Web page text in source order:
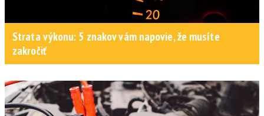
Strata výkonu: 5 znakov vám napovie, že musíte
zakročiť